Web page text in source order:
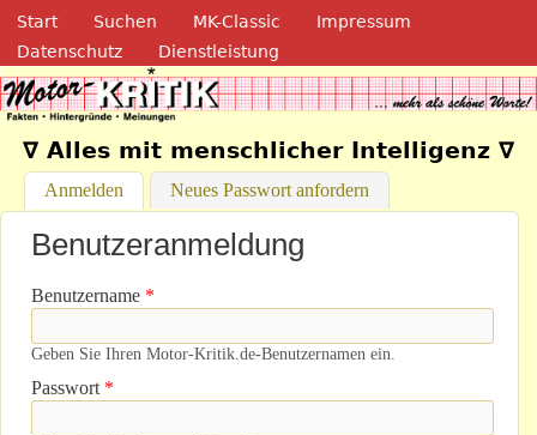
Direkt zum Inhalt
Navigation
Start Suchen MK-Classic
Impressum
Datenschutz
Dienstleistung
Motor-Kritik.de
∇ Alles mit menschlicher Intelligenz ∇
Anmelden (aktiver Reiter)
Neues Passwort anfordern
Benutzeranmeldung
Benutzername *
Geben Sie Ihren Motor-Kritik.de-Benutzernamen ein.
Passwort *